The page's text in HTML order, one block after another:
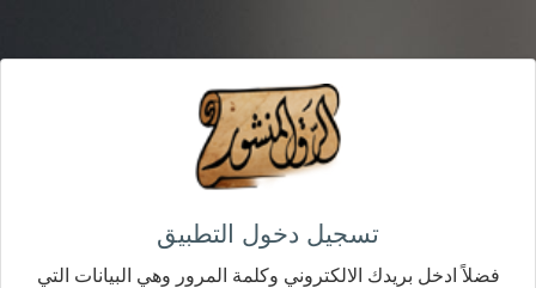
تسجيل دخول التطبيق
فضلاً ادخل بريدك الالكتروني وكلمة المرور وهي البيانات التي